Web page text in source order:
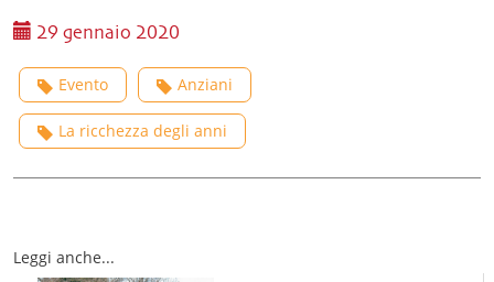
29 gennaio 2020
Evento Anziani
La ricchezza degli anni
Leggi anche...